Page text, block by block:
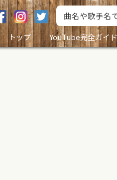
トップ
YouTube完全ガイド